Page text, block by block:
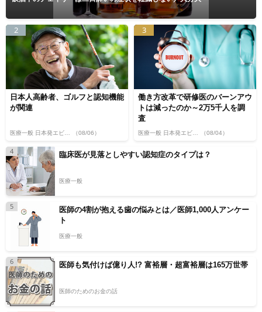
2
日本人高齢者、ゴルフと認知機能
が関連
（08/06）
3
働き方改革で研修医のバーンアウ
トは減ったのか～2万5千人を調
査
（08/04）
4 臨床医が見落としやすい認知症のタイプは？
医療一般
5
医師の4割が抱える歯の悩みとは／医師1,000人アンケー
ト
医療一般
6 医師も気付けば億り人!? 富裕層・超富裕層は165万世帯
医師のためのお金の話